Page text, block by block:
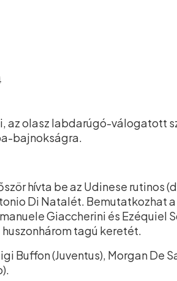
az olasz labdarúgó-válogatott
bajnokságra.
hívta be az Udinese
Di Natalét. Bemutatkozhat
Giaccherini és Ezéquiel
tagú keretét.
Buffon (Juventus), Morgan De